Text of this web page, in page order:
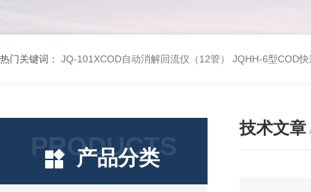
热门关键词： JQ-101XCOD自动消解回流仪（12管） JQHH-6型COD
PRODUCTS
产品分类
技术文章